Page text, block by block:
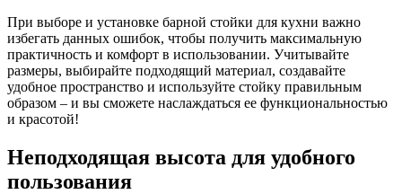
При выборе и установке барной стойки для кухни важно
избегать данных ошибок, чтобы получить максимальную
практичность и комфорт в использовании. Учитывайте
размеры, выбирайте подходящий материал, создавайте
удобное пространство и используйте стойку правильным
образом – и вы сможете наслаждаться ее функциональностью
и красотой!
Неподходящая высота для удобного
пользования